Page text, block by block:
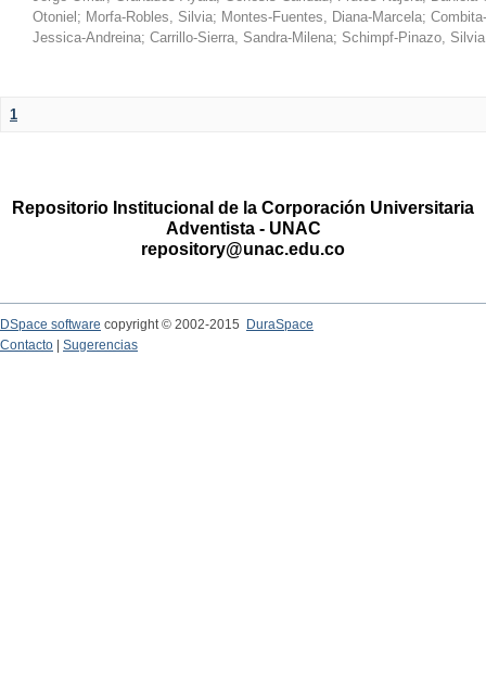
Otoniel ; Morfa-Robles, Silvia; Montes-Fuentes, Diana-Marcela;
Jessica-Andreina; Carrillo-Sierra, Sandra-Milena; Schimpf-Pinazo,
1
Repositorio Institucional de la Corporación Universitaria
Adventista - UNAC
repository@unac.edu.co
DSpace software copyright © 2002-2015
DuraSpace
Contacto
Sugerencias